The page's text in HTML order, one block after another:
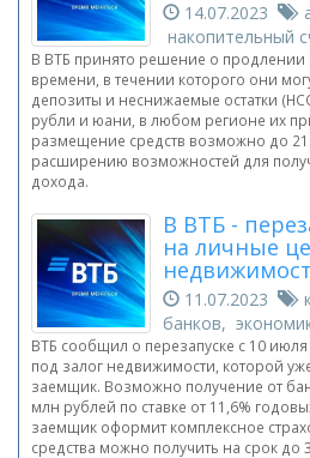
14.07.2023
накопительный
В ВТБ принято решение о продлении
времени, в течении которого они
депозиты и неснижаемые остатки
рубли и юани, в любом регионе их
размещение средств возможно до
расширению возможностей для
дохода.
В ВТБ -
на личные
11.07.2023
банков,
ВТБ сообщил о перезапуске с 10
под залог недвижимости, которой
заемщик. Возможно получение от
млн рублей по ставке от 11,6%
заемщик оформит комплексное
средства можно получить на срок до